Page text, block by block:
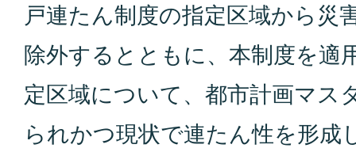
戸連たん制度の指定区域から災
除外するとともに、本制度を適
定区域について、都市計画マス
られかつ現状で連たん性を形成